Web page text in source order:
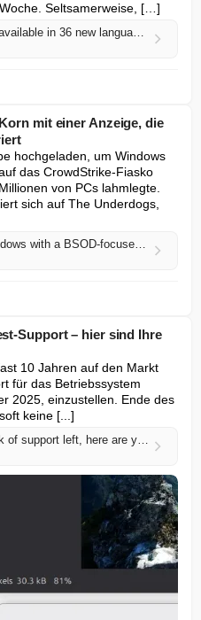
Seltsamerweise, […]
Google Search AI Mode is available in 36 new languages and 45 regions
mit einer Anzeige, die
hochgeladen, um Windows
das CrowdStrike-Fiasko
von PCs lahmlegte.
sich auf The Underdogs,
Apple takes a swipe at Windows with a BSOD-focused ad
Support – hier sind Ihre
10 Jahren auf den Markt
für das Betriebssystem
2025, einzustellen. Ende des
keine [...]
Windows 10: With one week of support left, here are your options